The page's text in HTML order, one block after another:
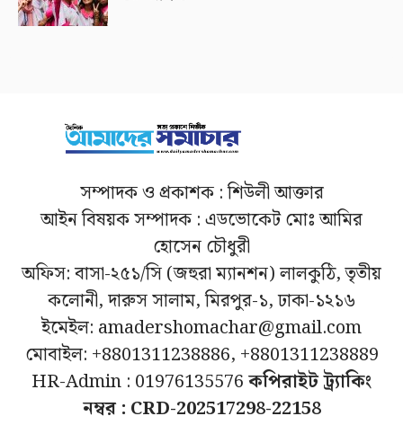
সম্পাদক ও প্রকাশক : শিউলী আক্তার
আইন বিষয়ক সম্পাদক : এডভোকেট মোঃ আমির
হোসেন চৌধুরী
অফিস: বাসা-২৫১/সি (জহুরা ম্যানশন) লালকুঠি, তৃতীয়
কলোনী, দারুস সালাম, মিরপুর-১, ঢাকা-১২১৬
ইমেইল: amadershomachar@gmail.com
মোবাইল: +8801311238886, +8801311238889
HR-Admin : 01976135576কপিরাইট ট্র্যাকিং
নম্বর : CRD-202517298-22158